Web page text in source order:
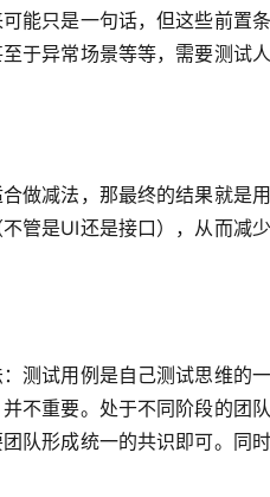
能只是一句话，但这些前置
于异常场景等等，需要测试
做减法，那最终的结果就是
管是UI还是接口），从而减
测试用例是自己测试思维的
不重要。处于不同阶段的团
队形成统一的共识即可。同